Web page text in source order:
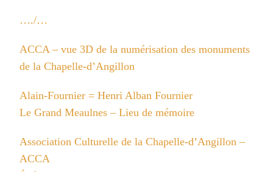
…./…
ACCA – vue 3D de la numérisation des monuments
de la Chapelle-d’Angillon
Alain-Fournier = Henri Alban Fournier
Le Grand Meaulnes – Lieu de mémoire
Association Culturelle de la Chapelle-d’Angillon –
ACCA